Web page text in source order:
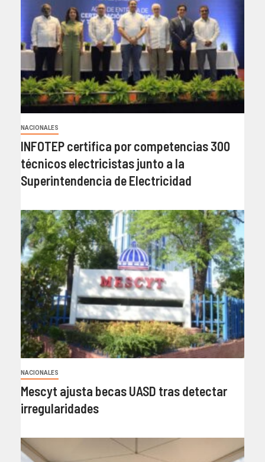
NACIONALES
INFOTEP certifica por competencias 300
técnicos electricistas junto a la
Superintendencia de Electricidad
NACIONALES
Mescyt ajusta becas UASD tras detectar
irregularidades